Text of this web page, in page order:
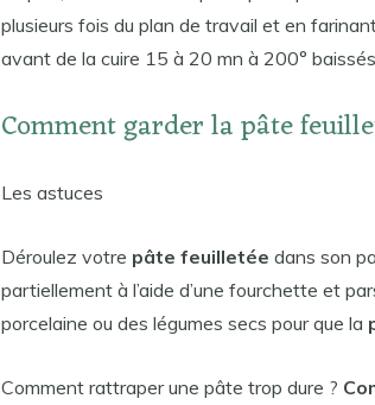
plusieurs fois du plan de travail et en
avant de la cuire 15 à 20 mn à 200°
Comment garder la pâte
Les astuces
Déroulez votre pâte feuilletée dans son
partiellement à l’aide d’une fourchette et
porcelaine ou des légumes secs pour que la
Comment rattraper une pâte trop dure ?